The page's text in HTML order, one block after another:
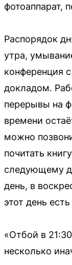
фотоаппарат,
Распорядок
утра,
конференция
докладом.
перерывы на
времени
можно
почитать
следующему
день, в
этот день
«Отбой в
несколько